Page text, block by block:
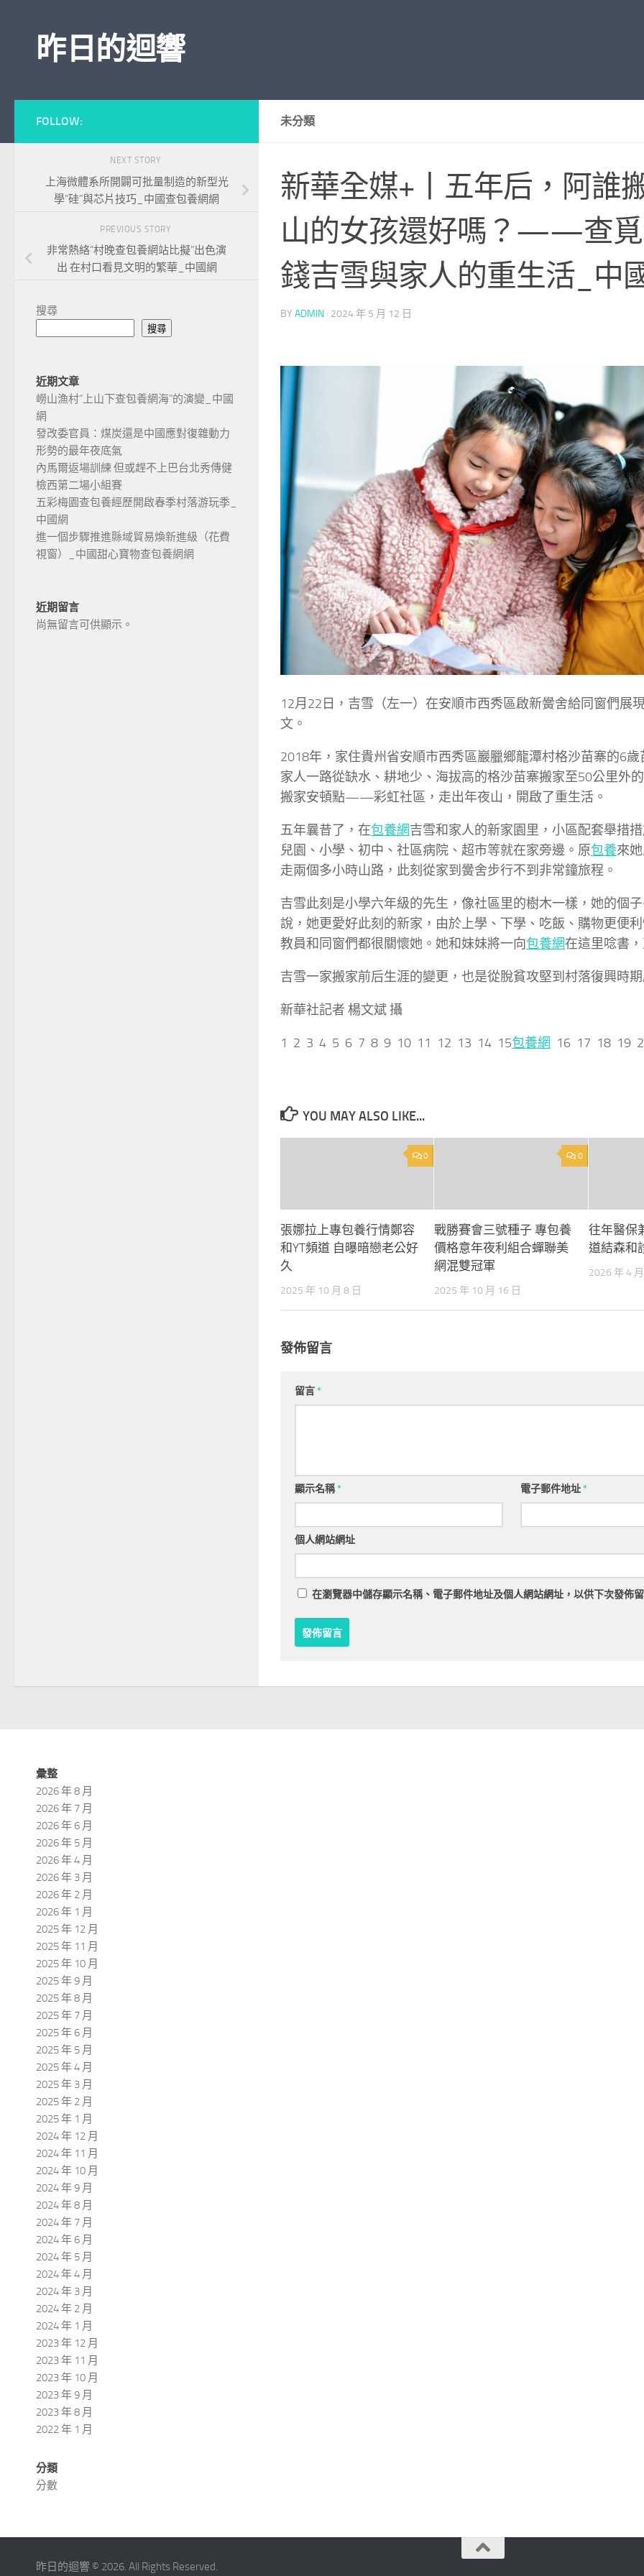
昨日的迴響
未分類
新華全媒+丨五年后，阿誰
山的女孩還好嗎？——查
錢吉雪與家人的重生活_中
BY ADMIN · 2024 年 5 月 12 日
12月22日，吉雪（左一）在安順市西秀區啟新黌舍給同窗們展
文。
2018年，家住貴州省安順市西秀區巖臘鄉龍潭村格沙苗寨的6
家人一路從缺水、耕地少、海拔高的格沙苗寨搬家至50公里外
搬家安頓點——彩虹社區，走出年夜山，開啟了重生活。
五年曩昔了，在包養網吉雪和家人的新家園里，小區配套舉措
兒園、小學、初中、社區病院、超市等就在家旁邊。原包養來
走兩個多小時山路，此刻從家到黌舍步行不到非常鐘旅程。
吉雪此刻是小學六年級的先生，像社區里的樹木一樣，她的個
說，她更愛好此刻的新家，由於上學、下學、吃飯、購物更便
教員和同窗們都很關懷她。她和妹妹將一向包養網在這里唸書
吉雪一家搬家前后生涯的變更，也是從脫貧攻堅到村落復興時期
新華社記者 楊文斌 攝
1 2 3 4 5 6 7 8 9 10 11 12 13 14 15包養網 16 17 18 19
YOU MAY ALSO LIKE...
0
張娜拉上專包養行情鄭容
和YT頻道 自曝暗戀老公好
久
2025 年 10 月 8 日
0
戰勝賽會三號種子 專包養
價格意年夜利組合蟬聯美
網混雙冠軍
2025 年 10 月 16 日
往年醫保
道結森和
2026 年 4
發佈留言
留言*
顯示名稱* 電子郵件地址*
個人網站網址
在瀏覽器中儲存顯示名稱、電子郵件地址及個人網站網址，以供下次發佈
FOLLOW:
NEXT STORY
上海微體系所開闢可批量制造的新型光
學“硅”與芯片技巧_中國查包養網網
PREVIOUS STORY
非常熱絡“村晚查包養網站比擬”出色演
出 在村口看見文明的繁華_中國網
搜尋
搜尋
近期文章
嶗山漁村“上山下查包養網海”的演變_中國
網
發改委官員：煤炭還是中國應對復雜動力
形勢的最年夜底氣
內馬爾返場訓練 但或趕不上巴台北秀傳健
檢西第二場小組賽
五彩梅園查包養經歷開啟春季村落游玩季_
中國網
進一個步驟推進縣域貿易煥新進級（花費
視窗）_中國甜心寶物查包養網網
近期留言
尚無留言可供顯示。
彙整
2026 年 8 月
2026 年 7 月
2026 年 6 月
2026 年 5 月
2026 年 4 月
2026 年 3 月
2026 年 2 月
2026 年 1 月
2025 年 12 月
2025 年 11 月
2025 年 10 月
2025 年 9 月
2025 年 8 月
2025 年 7 月
2025 年 6 月
2025 年 5 月
2025 年 4 月
2025 年 3 月
2025 年 2 月
2025 年 1 月
2024 年 12 月
2024 年 11 月
2024 年 10 月
2024 年 9 月
2024 年 8 月
2024 年 7 月
2024 年 6 月
2024 年 5 月
2024 年 4 月
2024 年 3 月
2024 年 2 月
2024 年 1 月
2023 年 12 月
2023 年 11 月
2023 年 10 月
2023 年 9 月
2023 年 8 月
2022 年 1 月
分類
分數
昨日的迴響 © 2026. All Rights Reserved.